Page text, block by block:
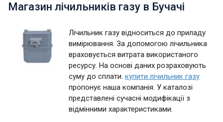
Магазин лічильників газу в Бучачі
Лічильник газу відноситься до приладу
вимірювання. За допомогою лічильника
враховується витрата використаного
ресурсу. На основі даних розраховують
суму до сплати.купити лічильник газу
пропонує наша компанія. У каталозі
представлені сучасні модифікації з
відмінними характеристиками.